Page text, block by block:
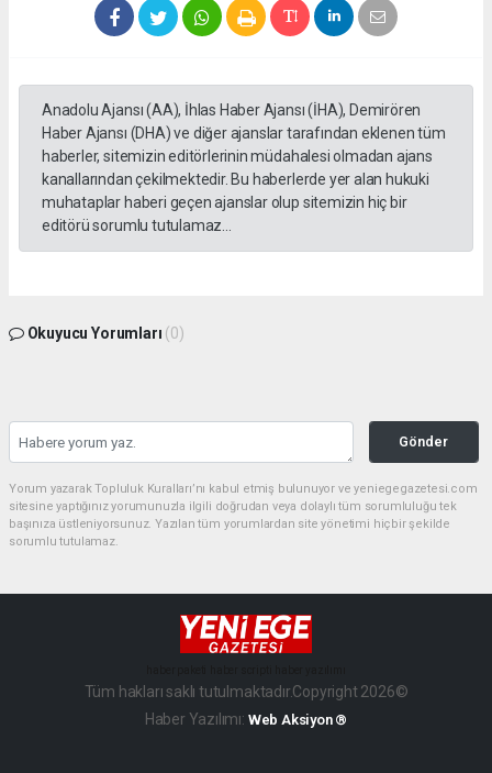
Anadolu Ajansı (AA), İhlas Haber Ajansı (İHA), Demirören
Haber Ajansı (DHA) ve diğer ajanslar tarafından eklenen tüm
haberler, sitemizin editörlerinin müdahalesi olmadan ajans
kanallarından çekilmektedir. Bu haberlerde yer alan hukuki
muhataplar haberi geçen ajanslar olup sitemizin hiç bir
editörü sorumlu tutulamaz...
Okuyucu Yorumları (0)
Gönder
Yorum yazarak Topluluk Kuralları’nı kabul etmiş bulunuyor ve yeniegegazetesi.com
sitesine yaptığınız yorumunuzla ilgili doğrudan veya dolaylı tüm sorumluluğu tek
başınıza üstleniyorsunuz. Yazılan tüm yorumlardan site yönetimi hiçbir şekilde
sorumlu tutulamaz.
Tüm hakları saklı tutulmaktadır.Copyright 2026©
Haber Yazılımı: Web Aksiyon ®